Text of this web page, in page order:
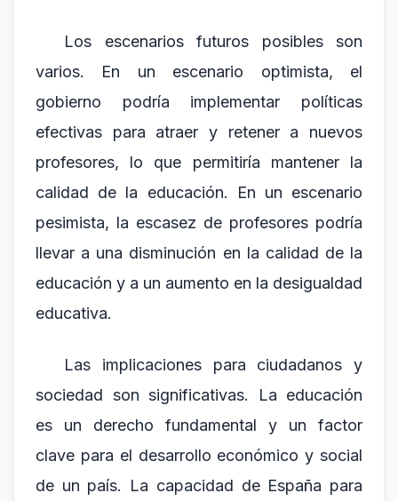
Los escenarios futuros posibles son
varios. En un escenario optimista, el
gobierno podría implementar políticas
efectivas para atraer y retener a nuevos
profesores, lo que permitiría mantener la
calidad de la educación. En un escenario
pesimista, la escasez de profesores podría
llevar a una disminución en la calidad de la
educación y a un aumento en la desigualdad
educativa.
Las implicaciones para ciudadanos y
sociedad son significativas. La educación
es un derecho fundamental y un factor
clave para el desarrollo económico y social
de un país. La capacidad de España para